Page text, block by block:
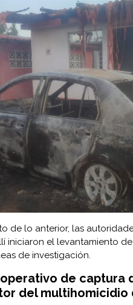
de lo anterior, las
iniciaron el levantamiento
de investigación.
de captura
del multihomicidio